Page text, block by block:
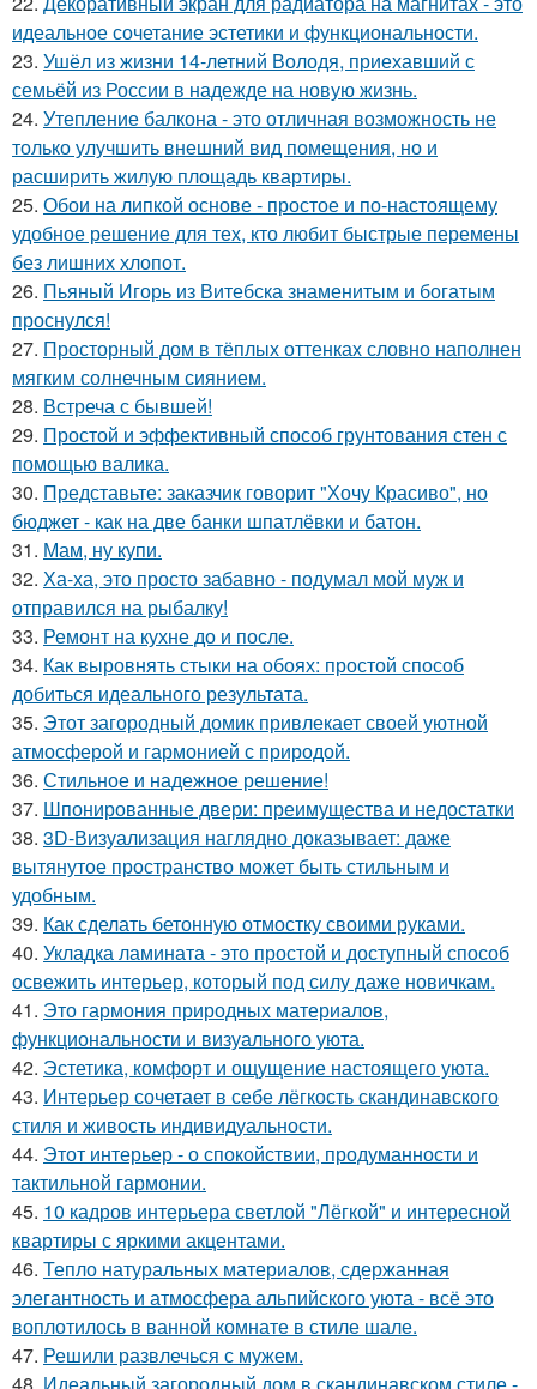
идеальное сочетание эстетики и функциональности.
23. Ушёл из жизни 14-летний Володя, приехавший с
семьёй из России в надежде на новую жизнь.
24. Утепление балкона - это отличная возможность не
только улучшить внешний вид помещения, но и
расширить жилую площадь квартиры.
25. Обои на липкой основе - простое и по-настоящему
удобное решение для тех, кто любит быстрые перемены
без лишних хлопот.
26. Пьяный Игорь из Витебска знаменитым и богатым
проснулся!
27. Просторный дом в тёплых оттенках словно наполнен
мягким солнечным сиянием.
28. Встреча с бывшей!
29. Простой и эффективный способ грунтования стен с
помощью валика.
30. Представьте: заказчик говорит "Хочу Красиво", но
бюджет - как на две банки шпатлёвки и батон.
31. Мам, ну купи.
32. Ха-ха, это просто забавно - подумал мой муж и
отправился на рыбалку!
33. Ремонт на кухне до и после.
34. Как выровнять стыки на обоях: простой способ
добиться идеального результата.
35. Этот загородный домик привлекает своей уютной
атмосферой и гармонией с природой.
36. Стильное и надежное решение!
37. Шпонированные двери: преимущества и недостатки
38. 3D-Визуализация наглядно доказывает: даже
вытянутое пространство может быть стильным и
удобным.
39. Как сделать бетонную отмостку своими руками.
40. Укладка ламината - это простой и доступный способ
освежить интерьер, который под силу даже новичкам.
41. Это гармония природных материалов,
функциональности и визуального уюта.
42. Эстетика, комфорт и ощущение настоящего уюта.
43. Интерьер сочетает в себе лёгкость скандинавского
стиля и живость индивидуальности.
44. Этот интерьер - о спокойствии, продуманности и
тактильной гармонии.
45. 10 кадров интерьера светлой "Лёгкой" и интересной
квартиры с яркими акцентами.
46. Тепло натуральных материалов, сдержанная
элегантность и атмосфера альпийского уюта - всё это
воплотилось в ванной комнате в стиле шале.
47. Решили развлечься с мужем.
48. Идеальный загородный дом в скандинавском стиле -